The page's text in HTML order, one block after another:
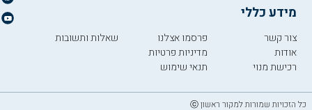
מידע כללי
צור קשר
אודות
רכישת מנוי
פרסמו אצלנו
מדיניות פרטיות
תנאי שימוש
שאלות ותשובות
כל הזכויות שמורות למקור ראשון ⓒ